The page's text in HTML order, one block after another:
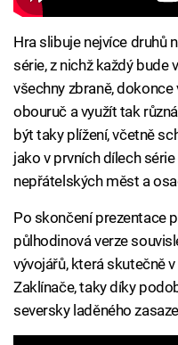
Hra slibuje nejvíce druhů
série, z nichž každý bude
všechny zbraně,
obouruč a využít tak
být taky plížení, včetně
jako v prvních dílech
nepřátelských měst a
Po skončení prezentace
půlhodinová verze
vývojářů, která skutečně
Zaklínače, taky díky
seversky laděného